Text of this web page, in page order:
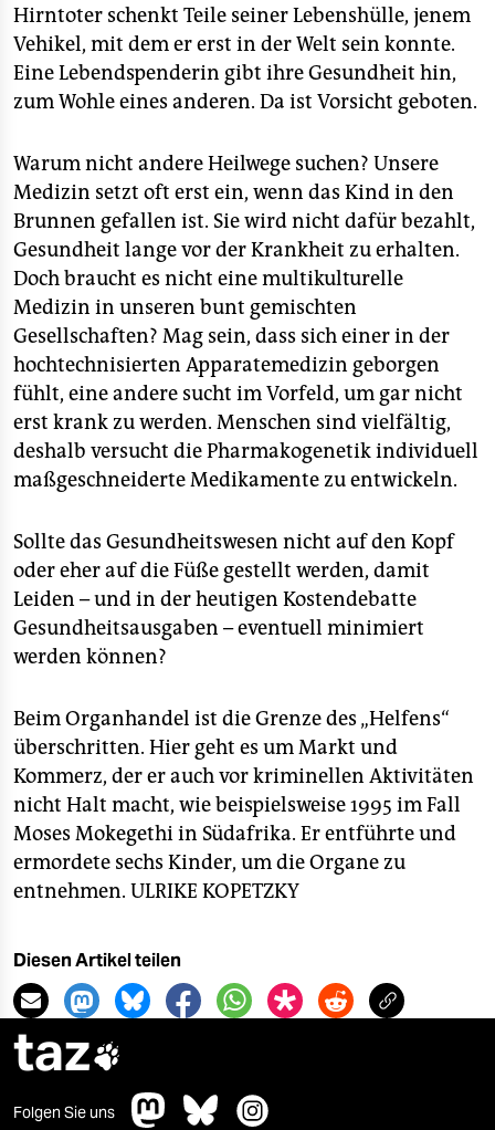
Hirntoter schenkt Teile seiner Lebenshülle, jenem
Vehikel, mit dem er erst in der Welt sein konnte.
Eine Lebendspenderin gibt ihre Gesundheit hin,
zum Wohle eines anderen. Da ist Vorsicht geboten.
Warum nicht andere Heilwege suchen? Unsere
Medizin setzt oft erst ein, wenn das Kind in den
Brunnen gefallen ist. Sie wird nicht dafür bezahlt,
Gesundheit lange vor der Krankheit zu erhalten.
Doch braucht es nicht eine multikulturelle
Medizin in unseren bunt gemischten
Gesellschaften? Mag sein, dass sich einer in der
hochtechnisierten Apparatemedizin geborgen
fühlt, eine andere sucht im Vorfeld, um gar nicht
erst krank zu werden. Menschen sind vielfältig,
deshalb versucht die Pharmakogenetik individuell
maßgeschneiderte Medikamente zu entwickeln.
Sollte das Gesundheitswesen nicht auf den Kopf
oder eher auf die Füße gestellt werden, damit
Leiden – und in der heutigen Kostendebatte
Gesundheitsausgaben – eventuell minimiert
werden können?
Beim Organhandel ist die Grenze des „Helfens“
überschritten. Hier geht es um Markt und
Kommerz, der er auch vor kriminellen Aktivitäten
nicht Halt macht, wie beispielsweise 1995 im Fall
Moses Mokegethi in Südafrika. Er entführte und
ermordete sechs Kinder, um die Organe zu
entnehmen. ULRIKE KOPETZKY
Diesen Artikel teilen
taz
Folgen Sie uns